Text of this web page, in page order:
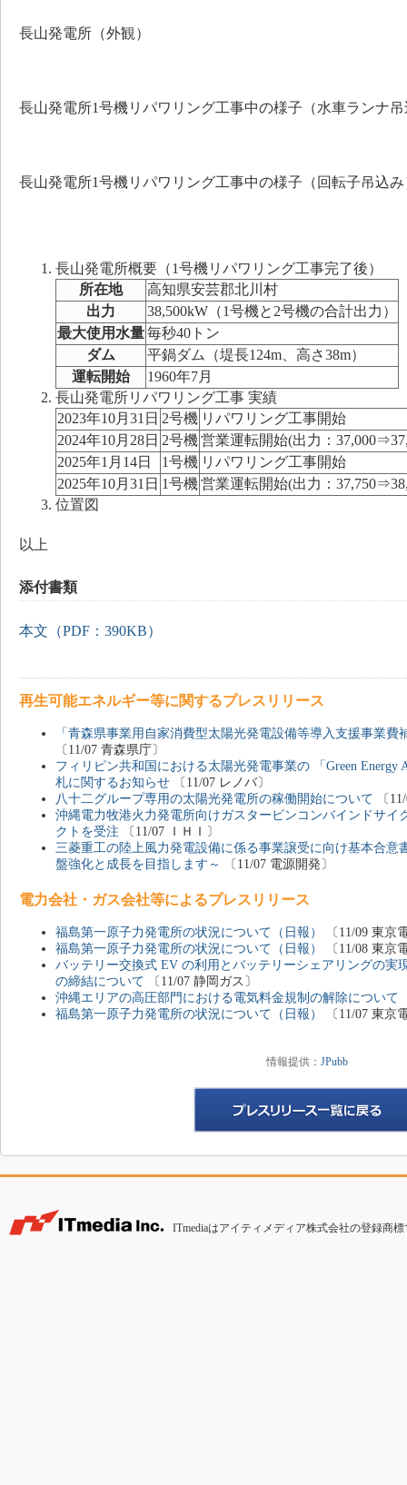
長山発電所（外観）
長山発電所1号機リパワリング工事中の様子（水車ランナ
長山発電所1号機リパワリング工事中の様子（回転子吊込み
長山発電所概要（1号機リパワリング工事完了後）
所在地
高知県安芸郡北川村
出力
38,500kW（1号機と2号機の合計出力）
最大使用水量毎秒40トン
ダム
平鍋ダム（堤長124m、高さ38m）
運転開始
1960年7月
長山発電所リパワリング工事 実績
2023年10月31日 2号機 リパワリング工事開始
2024年10月28日 2号機営業運転開始(出力：
2025年1月14日
1号機 リパワリング工事開始
2025年10月31日 1号機営業運転開始(出力：
位置図
以上
添付書類
本文（PDF：390KB）
再生可能エネルギー等に関するプレスリリース
「青森県事業用自家消費型太陽光発電設備等導入支援事業
〔11/07 青森県庁〕
フィリピン共和国における太陽光発電事業の 「Green Energy
札に関するお知らせ 〔11/07 レノバ〕
八十二グループ専用の太陽光発電所の稼働開始について 〔
沖縄電力牧港火力発電所向けガスタービンコンバインドサイ
クトを受注 〔11/07 ＩＨＩ〕
三菱重工の陸上風力発電設備に係る事業譲受に向け基本合意
盤強化と成長を目指します～
〔11/07 電源開発〕
電力会社・ガス会社等によるプレスリリース
福島第一原子力発電所の状況について（日報）
〔11/09 東京
福島第一原子力発電所の状況について（日報）
〔11/08 東京
バッテリー交換式 EV の利用とバッテリーシェアリングの実
の締結について 〔11/07 静岡ガス〕
沖縄エリアの高圧部門における電気料金規制の解除について
福島第一原子力発電所の状況について（日報）
〔11/07 東京
情報提供： JPubb
ITmediaはアイティメディア株式会社の登録商